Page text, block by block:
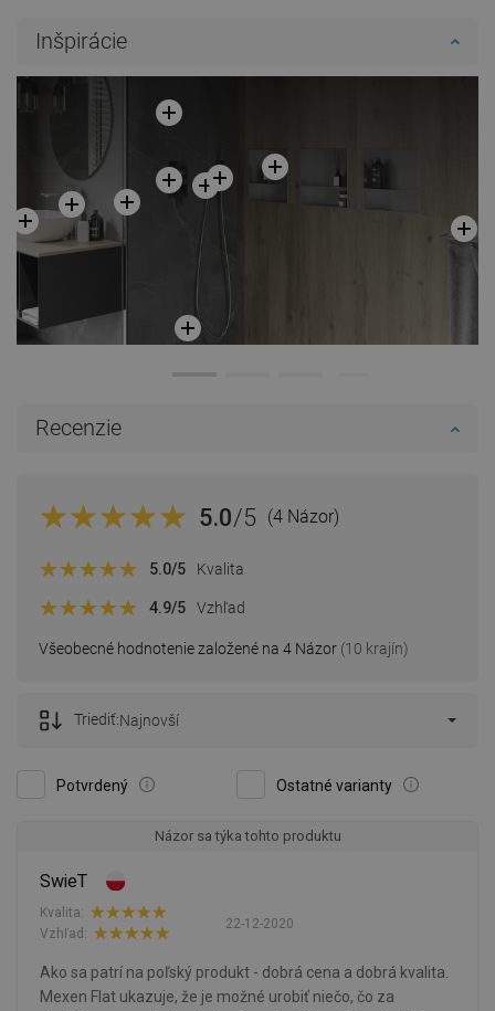
Inšpirácie
Recenzie
5.0/5 (4 Názor)
Všeobecné hodnotenie založené na 4 Názor (10 krajín)
5.0/5 Kvalita
4.9/5 Vzhľad
Potvrdený Ostatné varianty
Triediť:Najnovší
Názor sa týka tohto produktu
SwieT
22-12-2020
Kvalita:
Vzhľad:
Ako sa patrí na poľský produkt - dobrá cena a dobrá kvalita.
Mexen Flat ukazuje, že je možné urobiť niečo, čo za